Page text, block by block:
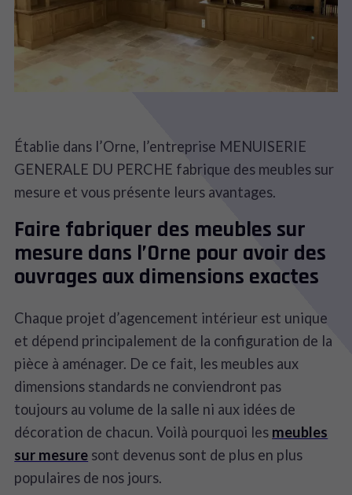
Établie dans l’Orne, l’entreprise MENUISERIE
GENERALE DU PERCHE fabrique des meubles sur
mesure et vous présente leurs avantages.
Faire fabriquer des meubles sur
mesure dans l’Orne pour avoir des
ouvrages aux dimensions exactes
Chaque projet d’agencement intérieur est unique
et dépend principalement de la configuration de la
pièce à aménager. De ce fait, les meubles aux
dimensions standards ne conviendront pas
toujours au volume de la salle ni aux idées de
décoration de chacun. Voilà pourquoi les meubles
sur mesure sont devenus sont de plus en plus
populaires de nos jours.